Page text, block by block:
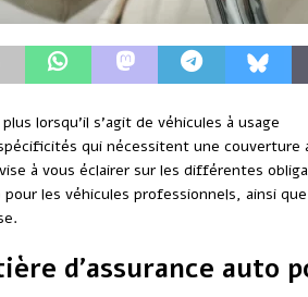
lorsqu’il s’agit de véhicules à usage
qui nécessitent une couverture
à vous éclairer sur les différentes
les véhicules professionnels, ainsi
d’assurance auto